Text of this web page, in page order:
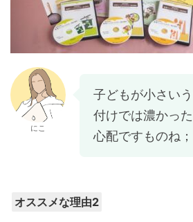
にこ
子どもが小さい
付けでは濃かっ
心配ですものね；
オススメな理由2